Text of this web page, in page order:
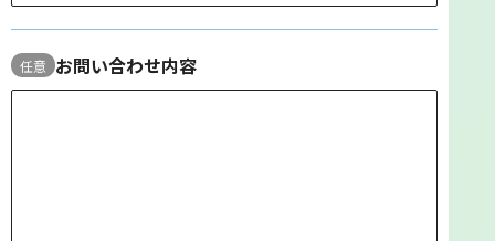
任意 お問い合わせ内容